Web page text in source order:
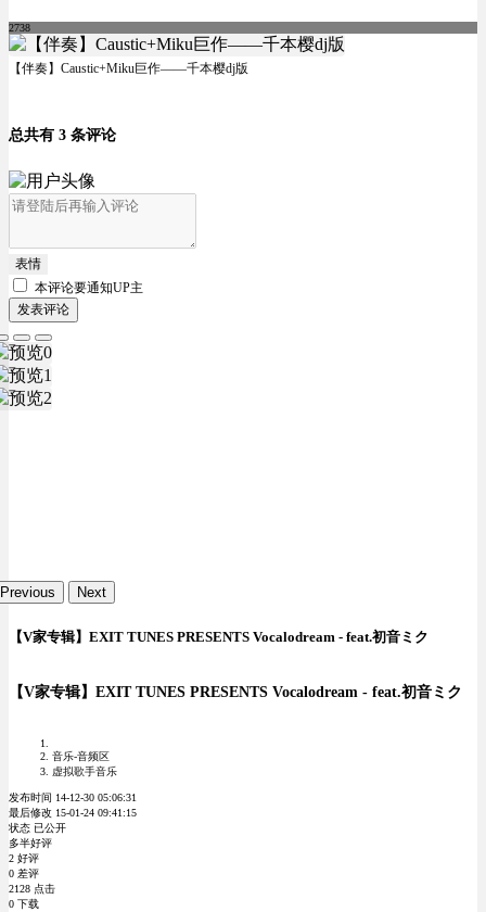
2738
【伴奏】Caustic+Miku巨作——千本樱dj版
总共有 3 条评论
表情
本评论要通知UP主
发表评论
Previous Next
【V家专辑】EXIT TUNES PRESENTS Vocalodream - feat.初音ミク
【V家专辑】EXIT TUNES PRESENTS Vocalodream - feat.初音ミク
音乐-音频区
虚拟歌手音乐
发布时间 14-12-30 05:06:31
最后修改 15-01-24 09:41:15
状态 已公开
多半好评
2 好评
0 差评
2128 点击
0 下载